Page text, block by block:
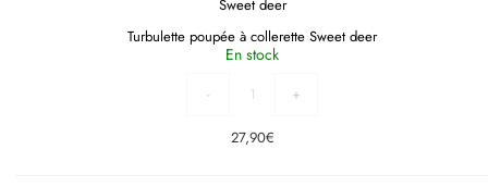
Turbulette poupée à collerette Sweet deer
En stock
- +
27,90€